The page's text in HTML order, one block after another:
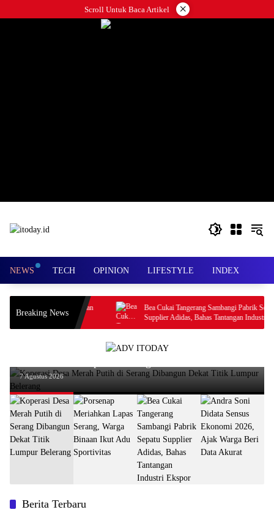
ke
Scroll Untuk Baca Artikel ×
NEWS TECH OPINION LIFESTYLE INDEX
Breaking News
Warga Binaan
Bea Cukai Tangerang Sambangi Pabrik Sepatu
Supplier Adidas, Bahas Tantangan Industri Ekspor
News
Koperasi Desa Merah Putih di Serang Dibangun
7 Agustus 2026
Berita Terbaru